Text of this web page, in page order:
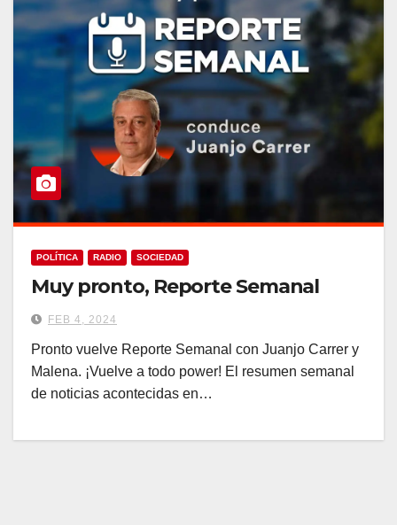
POLÍTICA RADIO SOCIEDAD
Muy pronto, Reporte Semanal
FEB 4, 2024
Pronto vuelve Reporte Semanal con Juanjo Carrer y
Malena. ¡Vuelve a todo power! El resumen semanal
de noticias acontecidas en…